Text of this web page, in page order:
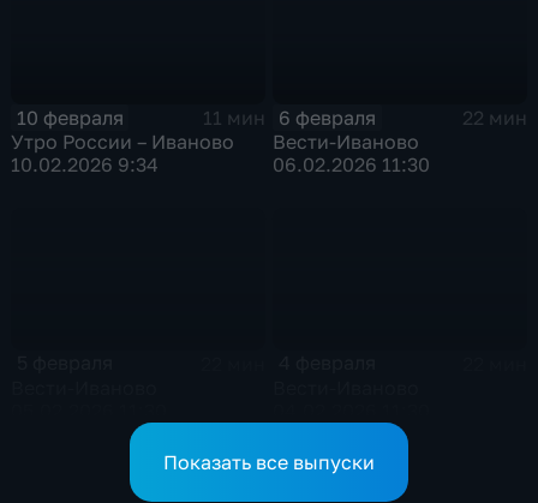
10 февраля
11 мин
Утро России – Иваново
10.02.2026 9:34
6 февраля
22 мин
Вести-Иваново
06.02.2026 11:30
Показать все выпуски